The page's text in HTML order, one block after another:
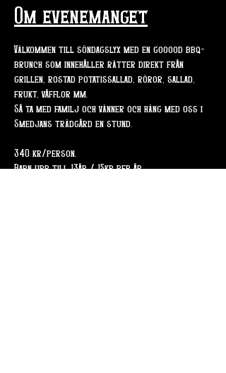
Om evenemanget
Välkommen till söndagslyx med en gooood bbq-
brunch som innehåller rätter direkt från
grillen, rostad potatissallad, röror, sallad,
frukt, våfflor mm.
Så ta med familj och vänner och häng med oss i
Smedjans trädgård en stund.
340 kr/person.
Barn upp till 13år / 15kr per år.